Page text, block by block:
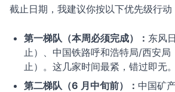
截止日期，我建议你按以下优先级行动
第一梯队（本周必须完成）： 东风
止）、中国铁路呼和浩特局/西安
止）。这几家时间最紧，错过即无。
第二梯队（6 月中旬前）： 中国矿